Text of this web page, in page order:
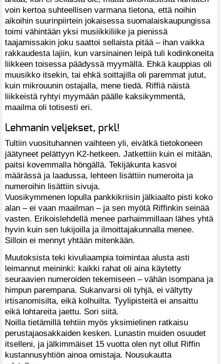
voin kertoa suhteellisen varmana tietona, että noihin
aikoihin suurinpiirtein jokaisessa suomalaiskaupungissa
toimi vähintään yksi musiikkiliike ja pienissä
taajamissakin joku saattoi sellaista pitää – ihan vaikka
rakkaudesta lajiin, kun varsinainen leipä tuli kodinkoneita
liikkeen toisessa päädyssä myymällä. Ehkä kauppias oli
muusikko itsekin, tai ehkä soittajilla oli paremmat jutut,
kuin mikrouunin ostajalla, mene tiedä. Riffiä näistä
liikkeistä ryhtyi myymään päälle kaksikymmentä,
maailma oli totisesti eri.
Lehmanin veljekset, prkl!
Tultiin vuosituhannen vaihteen yli, eivätkä tietokoneen
jäätyneet pelättyyn K2-hetkeen. Jatkettiin kuin ei mitään,
paitsi kovemmalla höngällä. Tekijäkunta kasvoi
määrässä ja laadussa, lehteen lisättiin numeroita ja
numeroihin lisättiin sivuja.
Vuosikymmenen lopulla pankkikriisin jälkiaalto pisti koko
alan – ei vaan maailman – ja sen myötä Riffinkin seinää
vasten. Erikoislehdellä menee parhaimmillaan lähes yhtä
hyvin kuin sen lukijoilla ja ilmoittajakunnalla menee.
Silloin ei mennyt yhtään mitenkään.
Muutoksista teki kivuliaampia toimintaa alusta asti
leimannut meininki: kaikki rahat oli aina käytetty
seuraavien numeroiden tekemiseen – vähän isompana ja
himpun parempana. Sukanvarsi oli tyhjä, ei vältytty
irtisanomisilta, eikä kolhuilta. Tyylipisteitä ei ansaittu
eikä lohtareita jaettu. Sori siitä.
Noilla tietämillä tehtiin myös yksimielinen ratkaisu
perustajaosakkaiden kesken. Lunastin muiden osuudet
itselleni, ja jälkimmäiset 15 vuotta olen nyt ollut Riffin
kustannusyhtiön ainoa omistaja. Nousukautta